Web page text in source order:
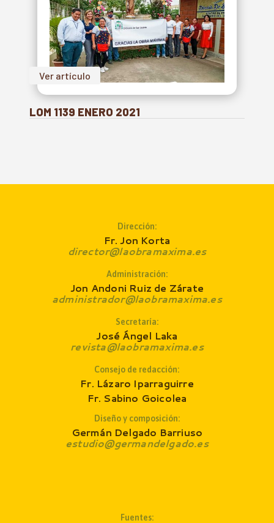
Ver artículo
LOM 1139 ENERO 2021
Dirección:
Fr. Jon Korta
director@laobramaxima.es
Administración:
Jon Andoni Ruiz de Zárate
administrador@laobramaxima.es
Secretaría:
José Ángel Laka
revista@laobramaxima.es
Consejo de redacción:
Fr. Lázaro Iparraguirre
Fr. Sabino Goicolea
Diseño y composición:
Germán Delgado Barriuso
estudio@germandelgado.es
Fuentes: